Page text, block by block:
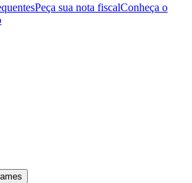
Peça sua nota fiscalConheça o